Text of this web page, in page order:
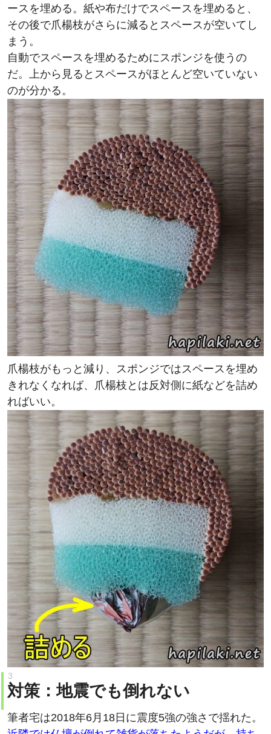
その後で爪楊枝がさらに減るとスペースが空いてし
まう。
自動でスペースを埋めるためにスポンジを使うの
だ。上から見るとスペースがほとんど空いていない
のが分かる。
爪楊枝がもっと減り、スポンジではスペースを埋め
きれなくなれば、爪楊枝とは反対側に紙などを詰め
ればいい。
対策：地震でも倒れない
筆者宅は2018年6月18日に震度5強の強さで揺れた。
近隣では仏壇が倒れて雑貨が落ちたようだが、持ち